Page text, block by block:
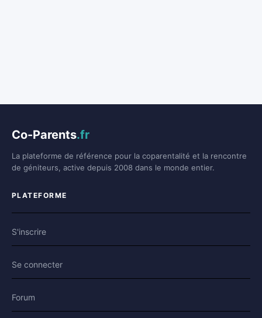
Co-Parents.fr
La plateforme de référence pour la coparentalité et la rencontre
de géniteurs, active depuis 2008 dans le monde entier.
PLATEFORME
S'inscrire
Se connecter
Forum